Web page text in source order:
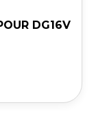
DG16V